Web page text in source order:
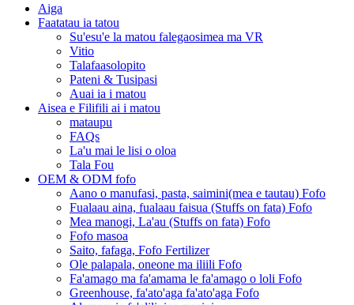
Aiga
Faatatau ia tatou
Su'esu'e la matou falegaosimea ma VR
Vitio
Talafaasolopito
Pateni & Tusipasi
Auai ia i matou
Aisea e Filifili ai i matou
mataupu
FAQs
La'u mai le lisi o oloa
Tala Fou
OEM & ODM fofo
Aano o manufasi, pasta, saimini(mea e tautau) Fofo
Fualaau aina, fualaau faisua (Stuffs on fata) Fofo
Mea manogi, La'au (Stuffs on fata) Fofo
Fofo masoa
Saito, fafaga, Fofo Fertilizer
Ole palapala, oneone ma iliili Fofo
Fa'amago ma fa'amama le fa'amago o loli Fofo
Greenhouse, fa'ato'aga fa'ato'aga Fofo